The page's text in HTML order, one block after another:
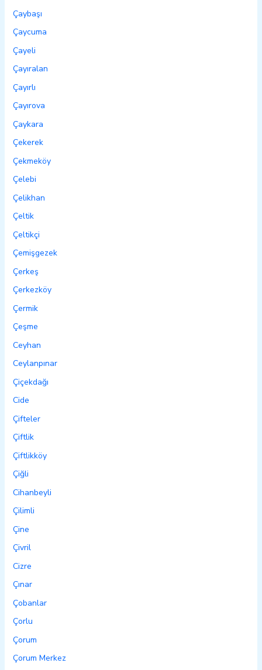
Çaybaşı
Çaycuma
Çayeli
Çayıralan
Çayırlı
Çayırova
Çaykara
Çekerek
Çekmeköy
Çelebi
Çelikhan
Çeltik
Çeltikçi
Çemişgezek
Çerkeş
Çerkezköy
Çermik
Çeşme
Ceyhan
Ceylanpınar
Çiçekdağı
Cide
Çifteler
Çiftlik
Çiftlikköy
Çiğli
Cihanbeyli
Çilimli
Çine
Çivril
Cizre
Çınar
Çobanlar
Çorlu
Çorum
Çorum Merkez